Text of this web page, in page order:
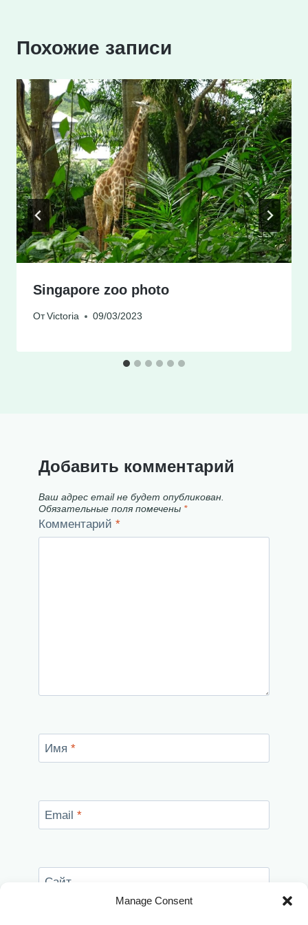
Manage Consent
Похожие записи
Singapore zoo photo
От Victoria 09/03/2023
Добавить комментарий
Ваш адрес email не будет опубликован.
Обязательные поля помечены *
Комментарий *
Имя *
Email *
Сайт